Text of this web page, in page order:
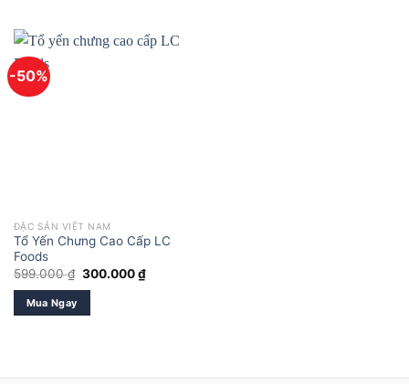
-50%
ĐẶC SẢN VIỆT NAM
Tổ Yến Chưng Cao Cấp LC
Foods
599.000₫ Giá
300.000₫Giá
hiện
Mua Ngay